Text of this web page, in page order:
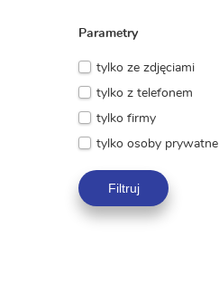
Parametry
tylko ze zdjęciami
tylko z telefonem
tylko firmy
tylko osoby prywatne
Filtruj